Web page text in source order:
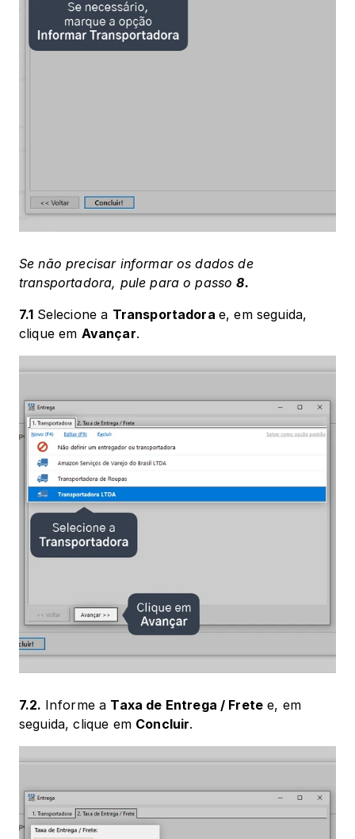
Se não precisar informar os dados de
transportadora, pule para o passo 8.
7.1 Selecione a Transportadora e, em seguida,
clique em Avançar.
7.2. Informe a Taxa de Entrega / Frete e, em
seguida, clique em Concluir.